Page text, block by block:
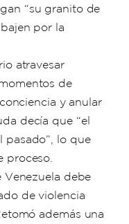
“su granito de
por la
atravesar
de
y anular
decía que “el
pasado”, lo que
proceso.
Venezuela debe
de violencia
además una